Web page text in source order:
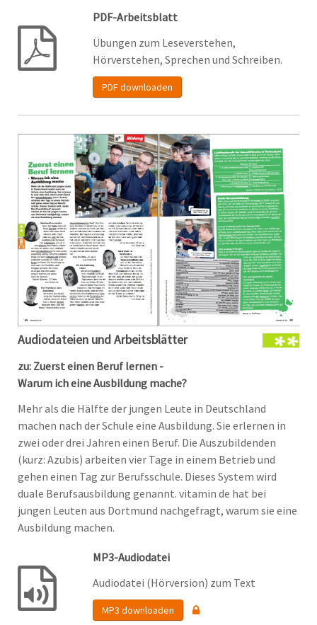
PDF-Arbeitsblatt
Übungen zum Leseverstehen,
Hörverstehen, Sprechen und Schreiben.
PDF downloaden
Audiodateien und Arbeitsblätter
zu: Zuerst einen Beruf lernen -
Warum ich eine Ausbildung mache?
Mehr als die Hälfte der jungen Leute in Deutschland
machen nach der Schule eine Ausbildung. Sie erlernen in
zwei oder drei Jahren einen Beruf. Die Auszubildenden
(kurz: Azubis) arbeiten vier Tage in einem Betrieb und
gehen einen Tag zur Berufsschule. Dieses System wird
duale Berufsausbildung genannt. vitamin de hat bei
jungen Leuten aus Dortmund nachgefragt, warum sie eine
Ausbildung machen.
MP3-Audiodatei
Audiodatei (Hörversion) zum Text
MP3 downloaden